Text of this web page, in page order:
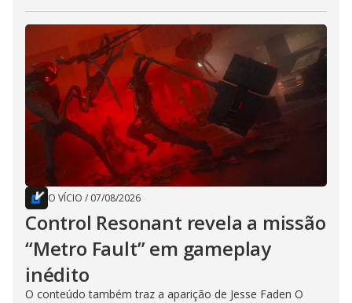
O VÍCIO / 07/08/2026
Control Resonant revela a missão
“Metro Fault” em gameplay
inédito
O conteúdo também traz a aparição de Jesse Faden O